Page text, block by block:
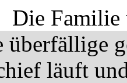
Die Familie
überfällige
läuft